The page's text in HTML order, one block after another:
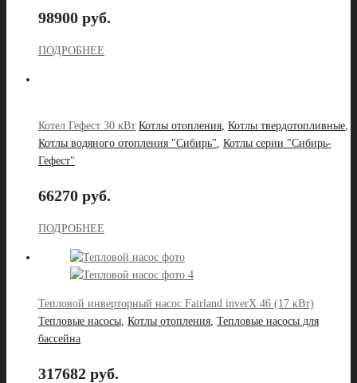
98900 руб.
ПОДРОБНЕЕ
Котел Гефест 30 кВт Котлы отопления, Котлы твердотопливные,
Котлы водяного отопления "Сибирь", Котлы серии "Сибирь-
Гефест"
66270 руб.
ПОДРОБНЕЕ
Тепловой инверторный насос Fairland inverX 46 (17 кВт)
Тепловые насосы, Котлы отопления, Тепловые насосы для
бассейна
317682 руб.